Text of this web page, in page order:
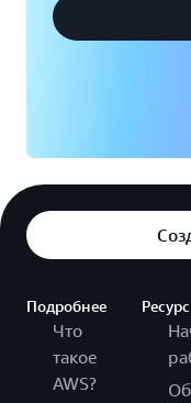
Подробнее
Что
такое
AWS?